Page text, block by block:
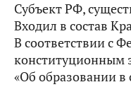
Субъект РФ,
Входил в состав
В соответствии с
конституционным
«Об образовании в